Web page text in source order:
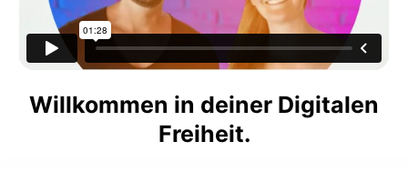
Willkommen in deiner Digitalen
Freiheit.